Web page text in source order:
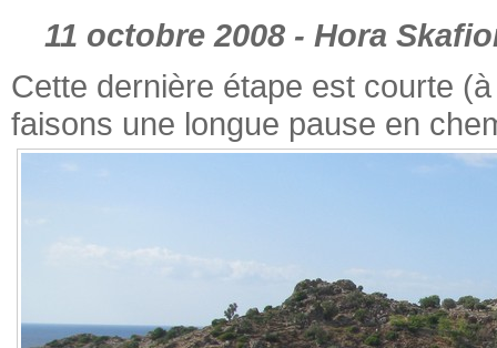
11 octobre 2008 - Hora
Cette dernière étape est courte
faisons une longue pause en